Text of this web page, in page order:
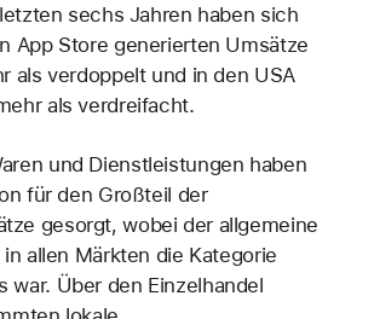
sechs Jahren haben sich
App Store generierten Umsätze
als verdoppelt und in den USA
als verdreifacht.
und Dienstleistungen haben
für den Großteil der
gesorgt, wobei der allgemeine
in allen Märkten die Kategorie
war. Über den Einzelhandel